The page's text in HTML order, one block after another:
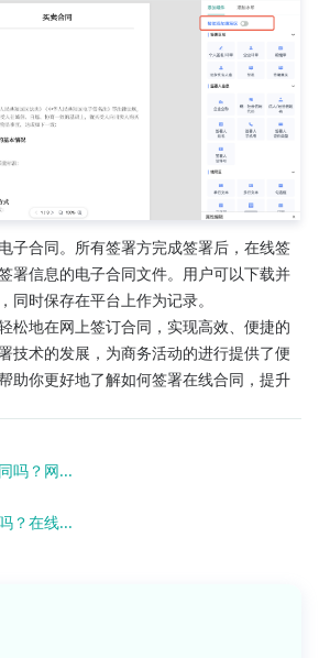
子合同。所有签署方完成签署后，在线签
署信息的电子合同文件。用户可以下载并
同时保存在平台上作为记录。
松地在网上签订合同，实现高效、便捷的
技术的发展，为商务活动的进行提供了便
助你更好地了解如何签署在线合同，提升
吗？网...
？在线...